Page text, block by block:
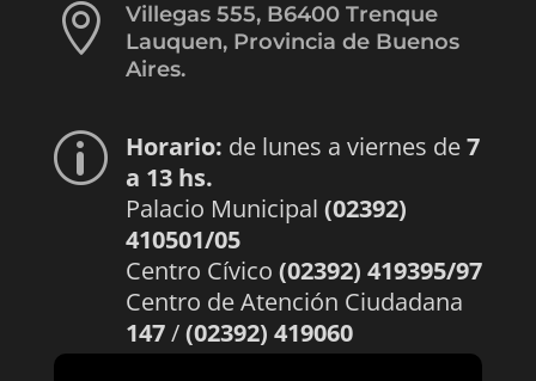

Villegas 555, B6400 Trenque
Lauquen, Provincia de Buenos
Aires.
p Horario: de lunes a viernes de7
a 13 hs.
Palacio Municipal (02392)
410501/05
Centro Cívico (02392) 419395/97
Centro de Atención Ciudadana
147/(02392) 419060